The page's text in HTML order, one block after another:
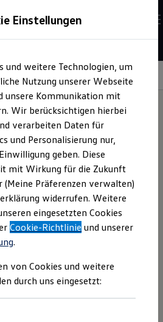
und Gebrauchtwagen
Zertifizierte Gebrauchtwagen
bei Gebrauchtwagen
Information
Set
Set kann einen schonenden
Lagerung Ihrer Räder in
Außen befinden sich
der Radbolzen. Durch
ist eine einfache Zuordnung
Sie das Produkt gern bei Ihrem
Einstellungen
und weitere Technologien, um
Nutzung unserer Webseite
unsere Kommunikation mit
Wir berücksichtigen hierbei
verarbeiten Daten für
und Personalisierung nur,
geben. Diese
mit Wirkung für die Zukunft
(Meine Präferenzen verwalten)
widerrufen. Weitere
eingesetzten Cookies
Cookie-Richtlinie und unserer
.
von Cookies und weitere
durch uns eingesetzt: